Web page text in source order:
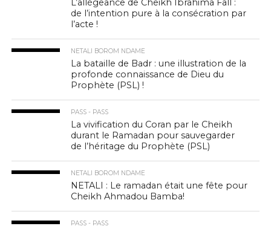
L’allégeance de Cheikh Ibrahima Fall :
de l’intention pure à la consécration par
l’acte !
NETALI BOROM NDAME
La bataille de Badr : une illustration de la
profonde connaissance de Dieu du
Prophète (PSL) !
PASS - PASS
La vivification du Coran par le Cheikh
durant le Ramadan pour sauvegarder
de l’héritage du Prophète (PSL)
NETALI BOROM NDAME
NETALI : Le ramadan était une fête pour
Cheikh Ahmadou Bamba!
PASS - PASS